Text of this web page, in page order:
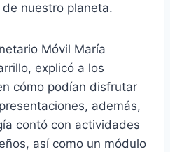
nuestro planeta.
Móvil María
explicó a los
cómo podían disfrutar
además,
contó con actividades
así como un módulo